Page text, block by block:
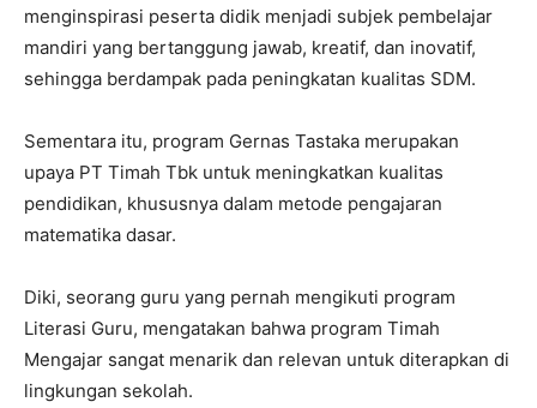
menginspirasi peserta didik menjadi subjek pembelajar
mandiri yang bertanggung jawab, kreatif, dan inovatif,
sehingga berdampak pada peningkatan kualitas SDM.
Sementara itu, program Gernas Tastaka merupakan
upaya PT Timah Tbk untuk meningkatkan kualitas
pendidikan, khususnya dalam metode pengajaran
matematika dasar.
Diki, seorang guru yang pernah mengikuti program
Literasi Guru, mengatakan bahwa program Timah
Mengajar sangat menarik dan relevan untuk diterapkan di
lingkungan sekolah.